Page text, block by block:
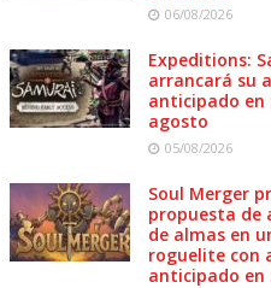
06/08/2026
Expeditions:
arrancará su
anticipado en
agosto
05/08/2026
Soul Merger
propuesta de
de almas en
roguelite con
anticipado en